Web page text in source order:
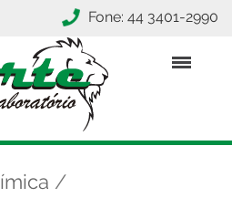
Fone: 44 3401-2990
/